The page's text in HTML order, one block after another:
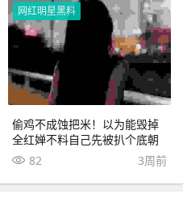
网红明星黑料
偷鸡不成蚀把米！以为能毁掉
全红婵不料自己先被扒个底朝
天 82 3周前